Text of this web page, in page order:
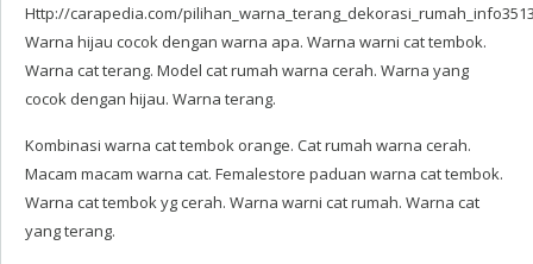
Http://carapedia.com/
Warna hijau cocok dengan warna apa. Warna warni cat tembok.
Warna cat terang. Model cat rumah warna cerah. Warna yang
cocok dengan hijau. Warna terang.
Kombinasi warna cat tembok orange. Cat rumah warna cerah.
Macam macam warna cat. Femalestore paduan warna cat tembok.
Warna cat tembok yg cerah. Warna warni cat rumah. Warna cat
yang terang.